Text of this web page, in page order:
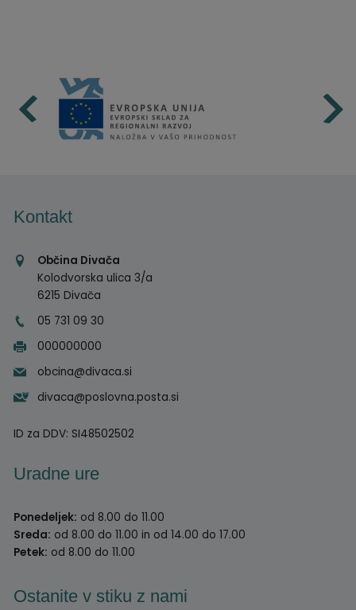
Kontakt
Občina Divača
Kolodvorska ulica 3/a
6215 Divača
05 731 09 30
000000000
obcina@divaca.si
divaca@poslovna.posta.si
ID za DDV: SI48502502
Uradne ure
Ponedeljek: od 8.00 do 11.00
Sreda: od 8.00 do 11.00 in od 14.00 do 17.00
Petek: od 8.00 do 11.00
Ostanite v stiku z nami